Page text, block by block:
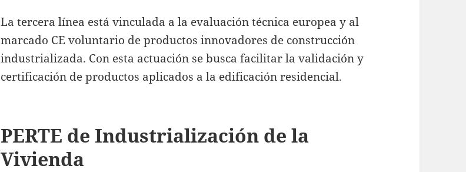
La tercera línea está vinculada a la evaluación técnica europea y al
marcado CE voluntario de productos innovadores de construcción
industrializada. Con esta actuación se busca facilitar la validación y
certificación de productos aplicados a la edificación residencial.
PERTE de Industrialización de la
Vivienda